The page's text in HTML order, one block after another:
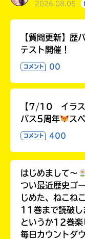
2026.08.05
【質問更新】
テスト開催！
コメント 00
【7/10 イラス
バス5周年
ス
コメント 400
はじめまして〜
つい最近歴史ゴ
じめた、ねこね
11巻まで読破し
というか12巻楽
毎日カウントダ